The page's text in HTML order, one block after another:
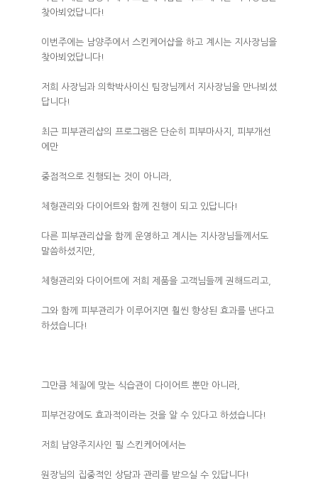
찾아뵈었답니다!
이번주에는 남양주에서 스킨케어샵을 하고 계시는 지사장님을
찾아뵈었답니다!
저희 사장님과 의학박사이신 팀장님께서 지사장님을 만나뵈셨
답니다!
최근 피부관리샵의 프로그램은 단순히 피부마사지, 피부개선
에만
중점적으로 진행되는 것이 아니라,
체형관리와 다이어트와 함께 진행이 되고 있답니다!
다른 피부관리샵을 함께 운영하고 계시는 지사장님들께서도
말씀하셨지만,
체형관리와 다이어트에 저희 제품을 고객님들께 권해드리고,
그와 함께 피부관리가 이루어지면 훨씬 향상된 효과를 낸다고
하셨습니다!
그만큼 체질에 맞는 식습관이 다이어트 뿐만 아니라,
피부건강에도 효과적이라는 것을 알 수 있다고 하셨습니다!
저희 남양주지사인 필 스킨케어에서는
원장님의 집중적인 상담과 관리를 받으실 수 있답니다!